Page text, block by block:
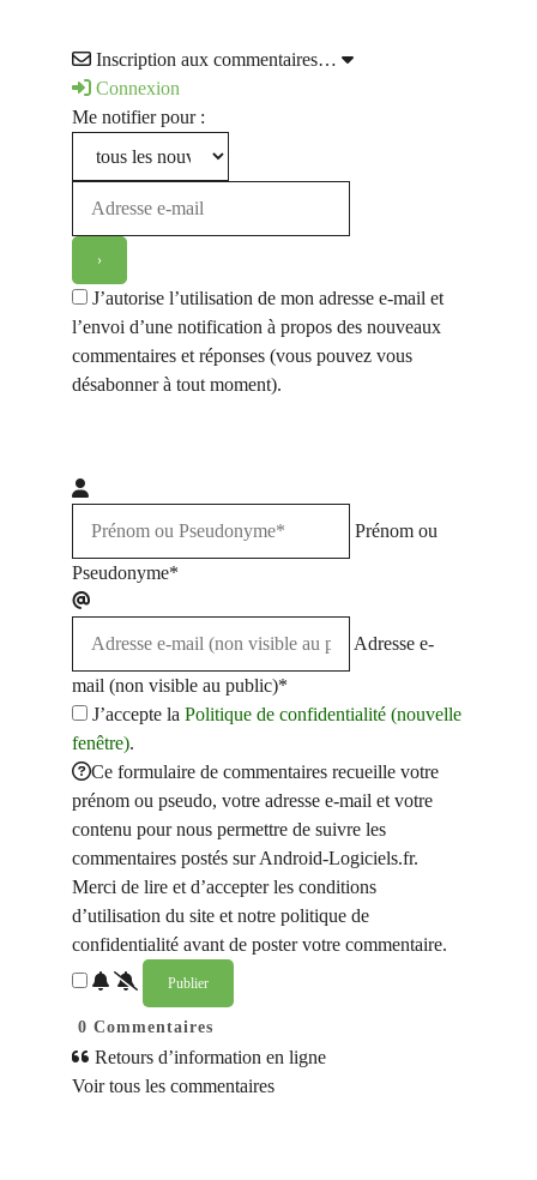
Inscription aux commentaires…
Connexion
Me notifier pour :
J’autorise l’utilisation de mon adresse e-mail et
l’envoi d’une notification à propos des nouveaux
commentaires et réponses (vous pouvez vous
désabonner à tout moment).
Prénom ou
Pseudonyme*
Adresse e-
mail (non visible au public)*
J’accepte la Politique de confidentialité (nouvelle
fenêtre).
Ce formulaire de commentaires recueille votre
prénom ou pseudo, votre adresse e-mail et votre
contenu pour nous permettre de suivre les
commentaires postés sur Android-Logiciels.fr.
Merci de lire et d’accepter les conditions
d’utilisation du site et notre politique de
confidentialité avant de poster votre commentaire.
0 Commentaires
Retours d’information en ligne
Voir tous les commentaires